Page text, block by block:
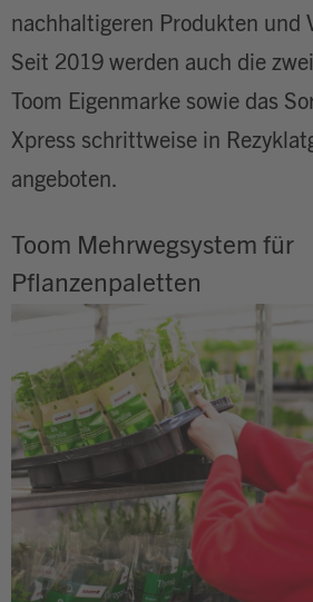
nachhaltigeren Produkten und
Seit 2019 werden auch die
Toom Eigenmarke sowie das
Xpress schrittweise in
angeboten.
Toom Mehrwegsystem für
Pflanzenpaletten